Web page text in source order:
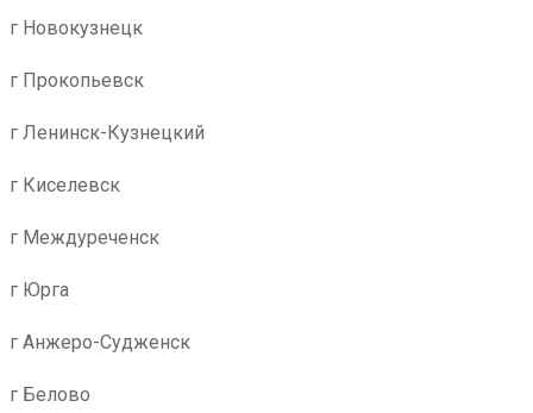
г Новокузнецк
г Прокопьевск
г Ленинск-Кузнецкий
г Киселевск
г Междуреченск
г Юрга
г Анжеро-Судженск
г Белово